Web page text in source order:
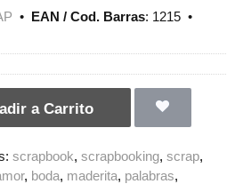
• EAN / Cod. Barras: 1215 •
a Carrito
scrapbook scrapbooking scrap
boda maderita palabras